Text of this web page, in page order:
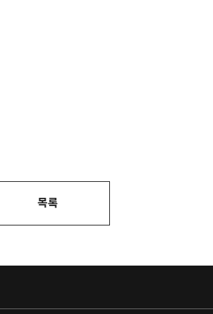
목록